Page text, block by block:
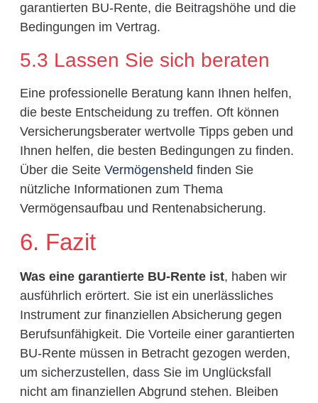
garantierten BU-Rente, die Beitragshöhe und die
Bedingungen im Vertrag.
5.3 Lassen Sie sich beraten
Eine professionelle Beratung kann Ihnen helfen,
die beste Entscheidung zu treffen. Oft können
Versicherungsberater wertvolle Tipps geben und
Ihnen helfen, die besten Bedingungen zu finden.
Über die Seite Vermögensheld finden Sie
nützliche Informationen zum Thema
Vermögensaufbau und Rentenabsicherung.
6. Fazit
Was eine garantierte BU-Rente ist, haben wir
ausführlich erörtert. Sie ist ein unerlässliches
Instrument zur finanziellen Absicherung gegen
Berufsunfähigkeit. Die Vorteile einer garantierten
BU-Rente müssen in Betracht gezogen werden,
um sicherzustellen, dass Sie im Unglücksfall
nicht am finanziellen Abgrund stehen. Bleiben